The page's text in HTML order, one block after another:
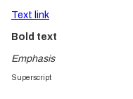
Text link
Bold text
Emphasis
Superscript